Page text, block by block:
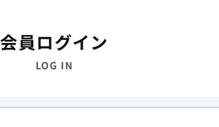
会員ログイン
LOG IN